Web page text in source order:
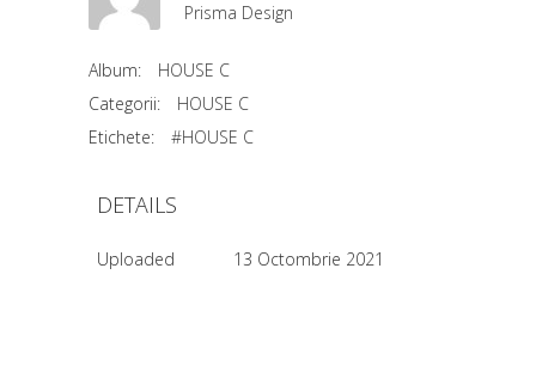
Prisma Design
Album:
HOUSE C
Categorii:
HOUSE C
Etichete:
#HOUSE C
DETAILS
Uploaded 13 Octombrie 2021